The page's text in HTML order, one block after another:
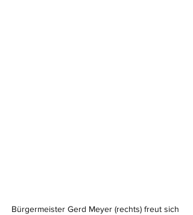
Bürgermeister Gerd Meyer (rechts) freut sich